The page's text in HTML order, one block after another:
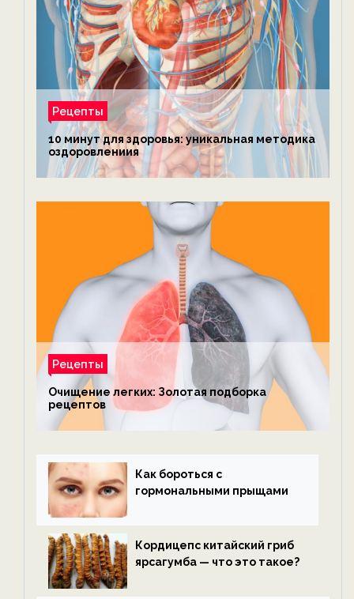
Рецепты
10 минут для здоровья: уникальная методика
оздоровлениия
Рецепты
Очищение легких: Золотая подборка
рецептов
Как бороться с
гормональными прыщами
Кордицепс китайский гриб
ярсагумба — что это такое?